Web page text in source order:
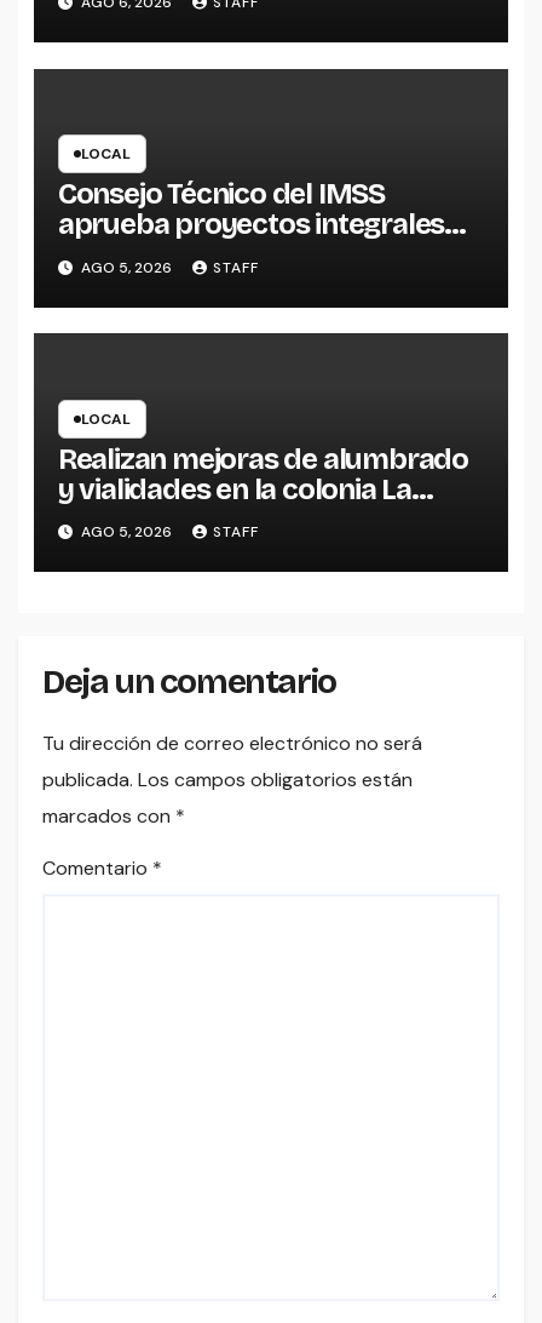
productividad empresarial
LOCAL
Consejo Técnico del IMSS
aprueba proyectos integrales
para construcción de tres UMF
en Michoacán y Estado de
México
AGO 5, 2026 STAFF
LOCAL
Realizan mejoras de alumbrado
y vialidades en la colonia La
Escondida
AGO 5, 2026 STAFF
Deja un comentario
Tu dirección de correo electrónico no será
publicada. Los campos obligatorios están
marcados con *
Comentario *